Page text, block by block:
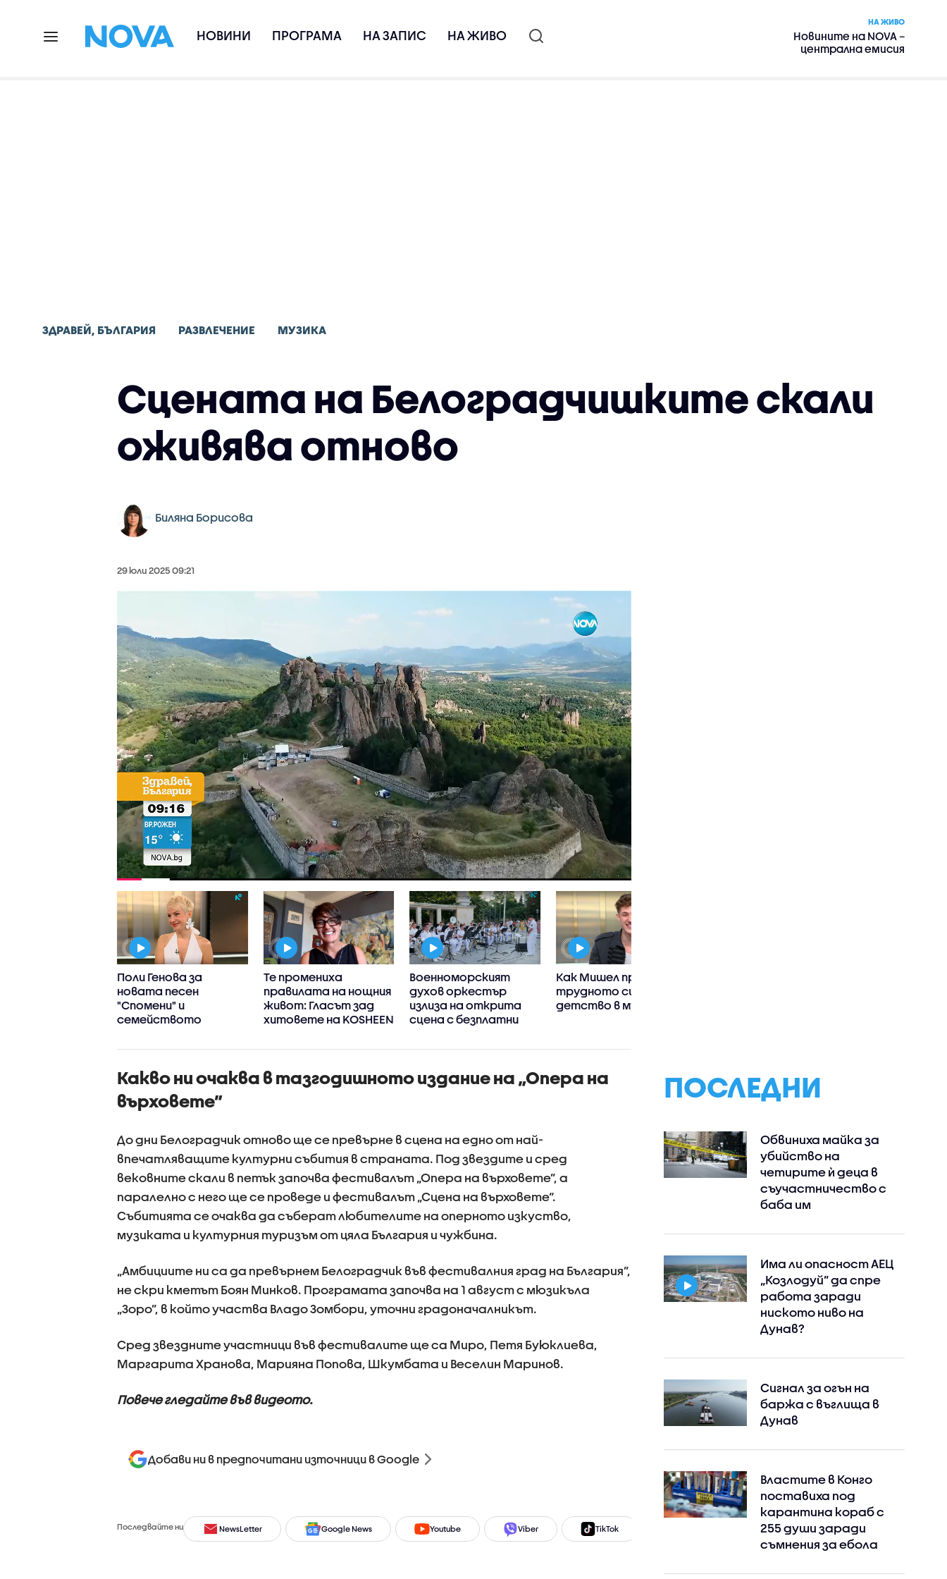
НОВИНИ ПРОГРАМА НА ЗАПИС НА ЖИВО
НА ЖИВО
Новините на NOVA –
централна емисия
ЗДРАВЕЙ, БЪЛГАРИЯ РАЗВЛЕЧЕНИЕ МУЗИКА
Сцената на Белоградчишките скали
оживява отново
Биляна Борисова
29 юли 2025 09:21
Поли Генова за
новата песен
"Спомени" и
семейството
Те промениха
правилата на нощния
живот: Гласът зад
хитовете на KOSHEEN
Военноморският
духов оркестър
излиза на открита
сцена с безплатни
Как Мишел превърна
трудното си
детство в музика
Какво ни очаква в тазгодишното издание на „Опера на
върховете”
До дни Белоградчик отново ще се превърне в сцена на едно от най-
впечатляващите културни събития в страната. Под звездите и сред
вековните скали в петък започва фестивалът „Опера на върховете”, а
паралелно с него ще се проведе и фестивалът „Сцена на върховете“.
Събитията се очаква да съберат любителите на оперното изкуство,
музиката и културния туризъм от цяла България и чужбина.
„Амбициите ни са да превърнем Белоградчик във фестивалния град на България”,
не скри кметът Боян Минков. Програмата започва на 1 август с мюзикъла
„Зоро”, в който участва Владо Зомбори, уточни градоначалникът.
Сред звездните участници във фестивалите ще са Миро, Петя Буюклиева,
Маргарита Хранова, Марияна Попова, Шкумбата и Веселин Маринов.
Повече гледайте във видеото.
Добави ни в предпочитани източници в Google
Последвайте ни NewsLetter Google News Youtube Viber TikTok Facebook
ПОСЛЕДНИ
Обвиниха майка за
убийство на
четирите ѝ деца в
съучастничество с
баба им
Има ли опасност АЕЦ
„Козлодуй” да спре
работа заради
ниското ниво на
Дунав?
Сигнал за огън на
баржа с въглища в
Дунав
Властите в Конго
поставиха под
карантина кораб с
255 души заради
съмнения за ебола